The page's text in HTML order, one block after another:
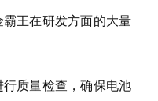
王在研发方面的大量
质量检查，确保电池